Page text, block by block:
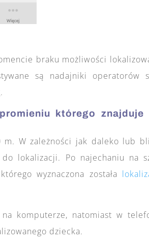
braku możliwości
są nadajniki operatorów
którego znajduje
m. W zależności jak daleko lub
lokalizacji. Po najechaniu na
wyznaczona została
komputerze, natomiast w
dziecka.